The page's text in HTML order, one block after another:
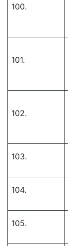
100.
101.
102.
103.
104.
105.